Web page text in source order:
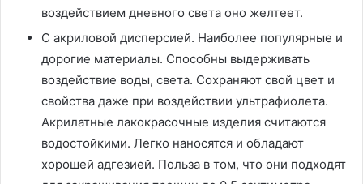
воздействием дневного света оно желтеет.
С акриловой дисперсией. Наиболее популярные и
дорогие материалы. Способны выдерживать
воздействие воды, света. Сохраняют свой цвет и
свойства даже при воздействии ультрафиолета.
Акрилатные лакокрасочные изделия считаются
водостойкими. Легко наносятся и обладают
хорошей адгезией. Польза в том, что они подходят